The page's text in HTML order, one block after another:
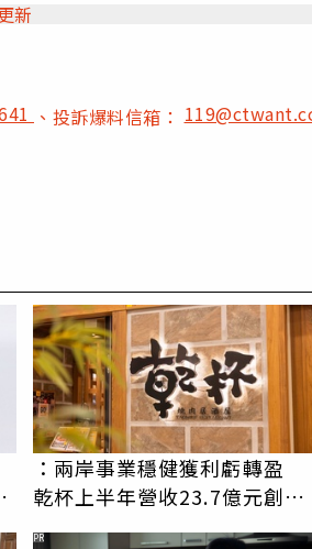
新
、投訴爆料信箱：
：兩岸事業穩健獲利虧轉盈
乾杯上半年營收23.7億元創同
PR